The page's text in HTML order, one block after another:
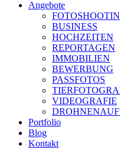
Angebote
BUSINESS
HOCHZEITEN
REPORTAGEN
IMMOBILIEN
BEWERBUNG
PASSFOTOS
VIDEOGRAFIE
Portfolio
Blog
Kontakt